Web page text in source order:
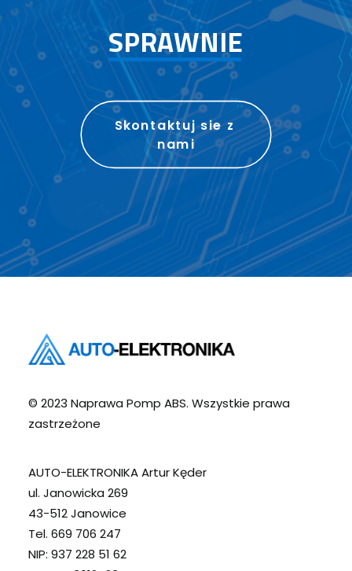
SPRAWNIE
Skontaktuj sie z
nami
© 2023 Naprawa Pomp ABS. Wszystkie prawa
zastrzeżone
AUTO-ELEKTRONIKA Artur Kęder
ul. Janowicka 269
43-512 Janowice
Tel. 669 706 247
NIP: 937 228 51 62